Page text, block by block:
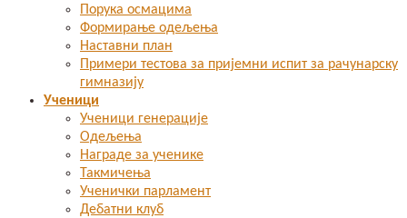
Порука осмацима
Формирање одељења
Наставни план
Примери тестова за пријемни испит за рачунарску
гимназију
Ученици
Ученици генерације
Одељења
Награде за ученике
Такмичења
Ученички парламент
Дебатни клуб